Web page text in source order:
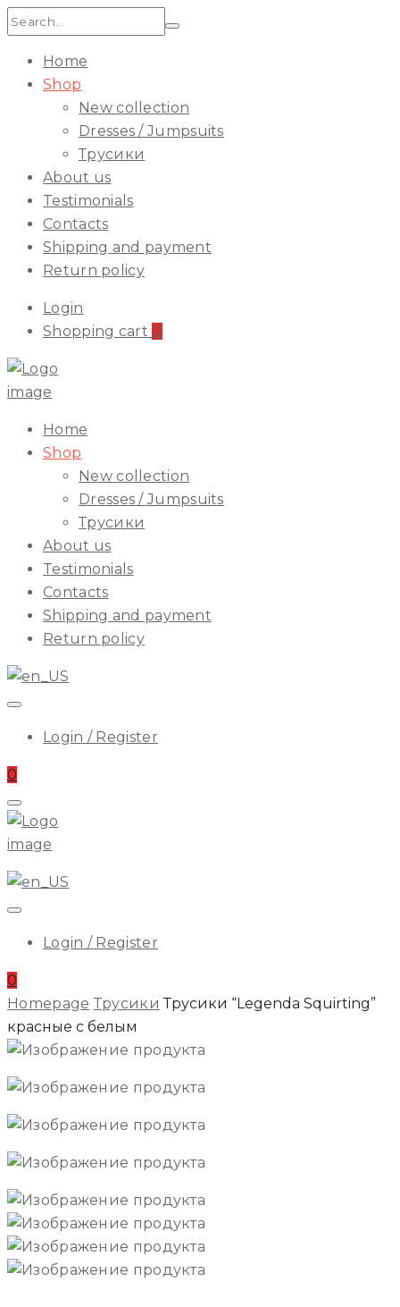
Search:
Home
Shop
New collection
Dresses / Jumpsuits
Трусики
About us
Testimonials
Contacts
Shipping and payment
Return policy
Login
Shopping cart 0
Start
Menu
Home
Shop
New collection
Dresses / Jumpsuits
Трусики
About us
Testimonials
Contacts
Shipping and payment
Return policy
Login / Register
0
Start
Menu
ILA
Login / Register
0
Homepage Трусики Трусики “Legenda Squirting”
красные с белым